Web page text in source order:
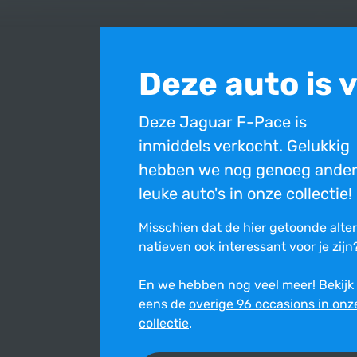
Deze auto is
Deze Jaguar F-Pace is
inmiddels verkocht. Gelukkig
hebben we nog genoeg
leuke auto's in onze collectie!
Misschien dat de hier getoonde
na­tie­ven ook inte­res­sant voor je
En we hebben nog veel meer! Bekijk
eens de overige 96 occasions in
collectie.
Bovenstaande occasion is inmiddels verkocht
Ondanks de constante zorg en aandacht die wij